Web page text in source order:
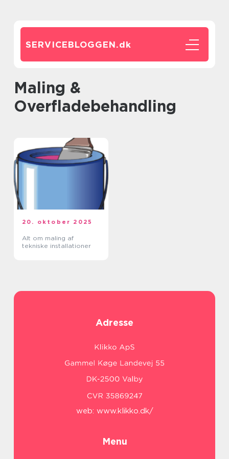
SERVICEBLOGGEN.dk
Maling &
Overfladebehandling
20. oktober 2025
Alt om maling af
tekniske installationer
Adresse
web: www.klikko.dk/
Menu